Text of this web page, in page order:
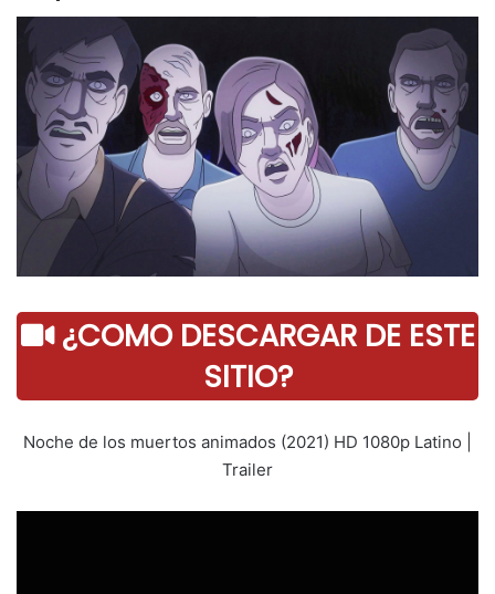
¿COMO DESCARGAR DE ESTE
SITIO?
Noche de los muertos animados (2021) HD 1080p Latino |
Trailer